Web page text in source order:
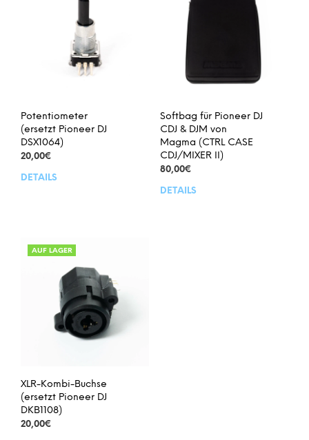
Potentiometer
(ersetzt Pioneer DJ
DSX1064)
20,00€
DETAILS
Softbag für Pioneer DJ
CDJ & DJM von
Magma (CTRL CASE
CDJ/MIXER II)
80,00€
DETAILS
AUF LAGER
XLR-Kombi-Buchse
(ersetzt Pioneer DJ
DKB1108)
20,00€